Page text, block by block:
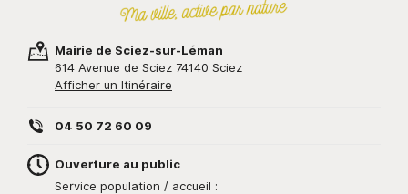
Mairie de Sciez-sur-Léman
614 Avenue de Sciez 74140 Sciez
Afficher un Itinéraire
04 50 72 60 09
Ouverture au public
Service population / accueil :